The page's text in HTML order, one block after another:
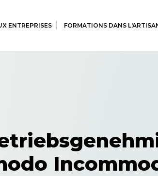
ENTREPRISES FORMATIONS DANS